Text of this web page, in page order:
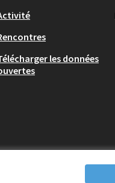
les données